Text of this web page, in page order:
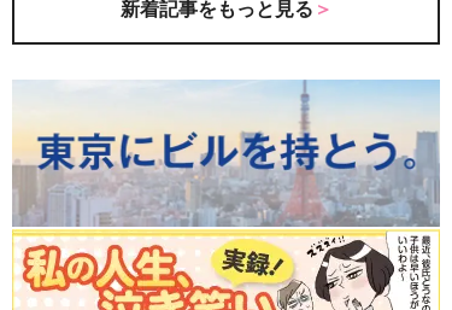
新着記事をもっと見る